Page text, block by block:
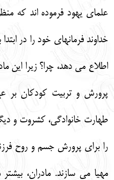
علماي يهود فرموده اند كه
خداوند فرمانهاي خود را در
اطلاع مي دهد، چرا؟ زيرا اين
پرورش و تربيت كودكان بر
طهارت خانوادگي، كشروت و
را براي پرورش جسم و روح
مهيا مي سازند. مادران،